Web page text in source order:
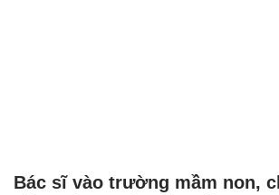
Bác sĩ vào trường mầm non,